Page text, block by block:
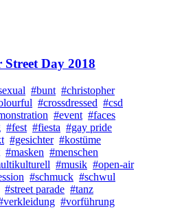
Day 2018
#bunt #christopher
#crossdressed #csd
#event #faces
#fest #fiesta #gay pride
#gesichter #kostüme
#masken #menschen
#musik #open-air
#schmuck #schwul
#street parade #tanz
#vorführung